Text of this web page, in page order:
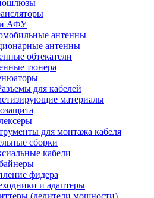
АФУ
антенны
антенны
обтекатели
тюнера
для кабелей
материалы
для монтажа кабеля
сборки
кабели
фидера
и адаптеры
(делители мощности)